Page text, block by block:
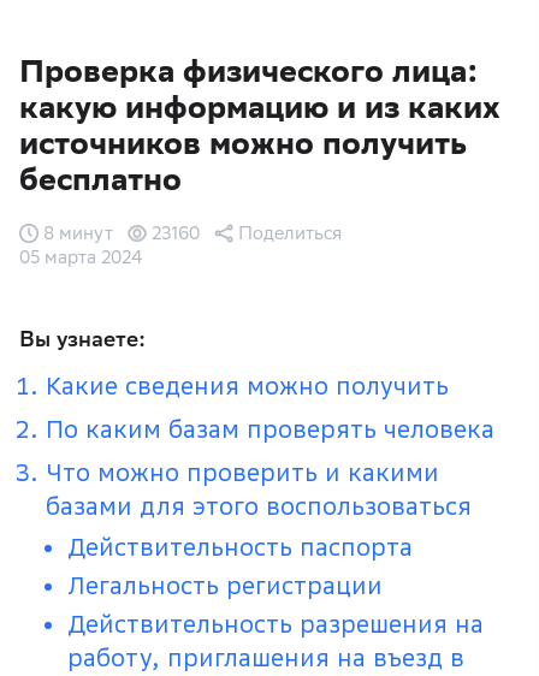
Проверка физического лица:
какую информацию и из каких
источников можно получить
бесплатно
05 марта 2024
8 минут 23160 Поделиться
Вы узнаете:
Какие сведения можно получить
По каким базам проверять человека
Что можно проверить и какими
базами для этого воспользоваться
Действительность паспорта
Легальность регистрации
Действительность разрешения на
работу, приглашения на въезд в